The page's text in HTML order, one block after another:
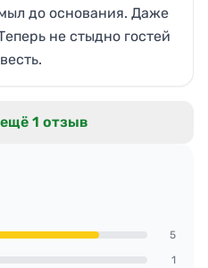
до основания. Даже
не стыдно гостей
1 отзыв
5
1